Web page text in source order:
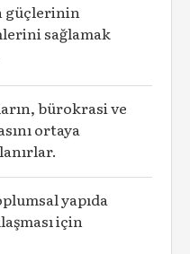
güçlerinin
sağlamak
bürokrasi ve
ortaya
yapıda
için